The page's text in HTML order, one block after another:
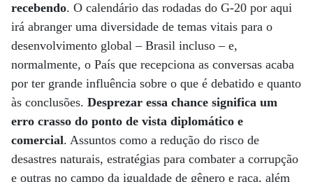
recebendo. O calendário das rodadas do G-20 por aqui
irá abranger uma diversidade de temas vitais para o
desenvolvimento global – Brasil incluso – e,
normalmente, o País que recepciona as conversas acaba
por ter grande influência sobre o que é debatido e quanto
às conclusões. Desprezar essa chance significa um
erro crasso do ponto de vista diplomático e
comercial. Assuntos como a redução do risco de
desastres naturais, estratégias para combater a corrupção
e outras no campo da igualdade de gênero e raça, além